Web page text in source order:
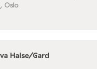
Oslo
Halse/Gard